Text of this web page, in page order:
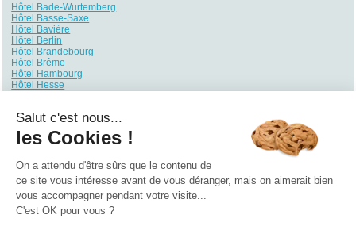
Hôtel Bade-Wurtemberg
Hôtel Basse-Saxe
Hôtel Bavière
Hôtel Berlin
Hôtel Brandebourg
Hôtel Brême
Hôtel Hambourg
Hôtel Hesse
Hôtel Rhénanie-Palatinat
Hôtel Sarre
Hôtel Saxe
Hôtel Schleswig-Holstein
Qui sommes nous ? |Contactez-nous
Salut c'est nous...
les Cookies !
On a attendu d'être sûrs que le contenu de
ce site vous intéresse avant de vous déranger, mais on aimerait bien
vous accompagner pendant votre visite...
C'est OK pour vous ?